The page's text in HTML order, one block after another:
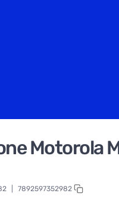
Motorola
7892597352982